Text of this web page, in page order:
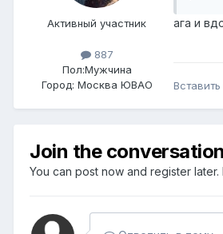
Активный участник
887
Пол:Мужчина
Город: Москва ЮВАО
ага и
Вставить
Join the conversation
You can post now and register later.